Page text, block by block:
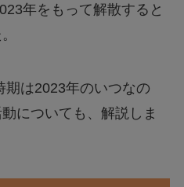
年をもって解散すると
期は2023年のいつなの
についても、解説しま